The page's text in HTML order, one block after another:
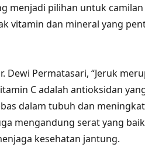
menjadi pilihan untuk camilan
vitamin dan mineral yang
Dewi Permatasari, “Jeruk
C adalah antioksidan
dalam tubuh dan
mengandung serat yang
kesehatan jantung.